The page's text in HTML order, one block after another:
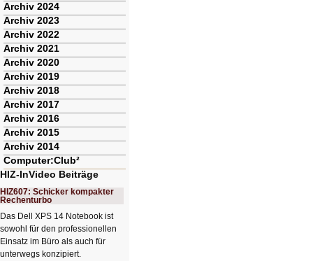
Archiv 2024
Archiv 2023
Archiv 2022
Archiv 2021
Archiv 2020
Archiv 2019
Archiv 2018
Archiv 2017
Archiv 2016
Archiv 2015
Archiv 2014
Computer:Club²
HIZ-InVideo Beiträge
HIZ607: Schicker kompakter
Rechenturbo
Das Dell XPS 14 Notebook ist
sowohl für den professionellen
Einsatz im Büro als auch für
unterwegs konzipiert.